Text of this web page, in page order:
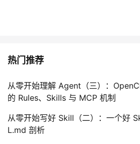
热门推荐
从零开始理解 Agent（三）：
的 Rules、Skills 与 MCP 机制
从零开始写好 Skill（二）：一个好
L.md 剖析